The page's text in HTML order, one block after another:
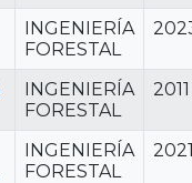
INGENIERÍA
FORESTAL
INGENIERÍA
FORESTAL
2011
INGENIERÍA
FORESTAL